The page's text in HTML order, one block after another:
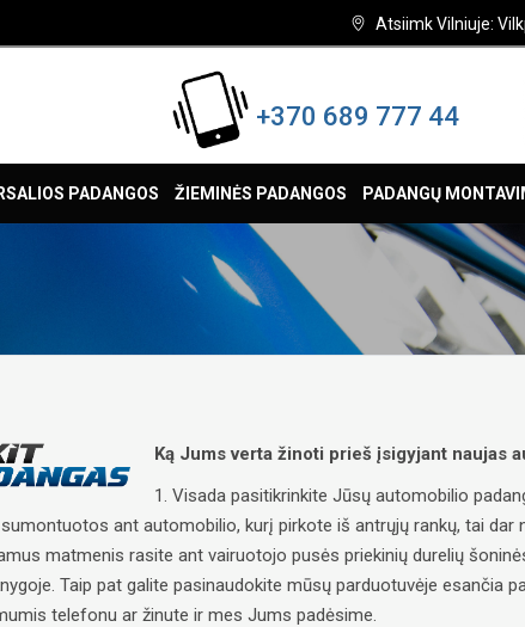
Atsiimk Vilniuje:
+370 689 777 44
PADANGOS ŽIEMINĖS PADANGOS PADANGŲ
Ką Jums verta žinoti prieš įsigyjant naujas
1. Visada pasitikrinkite Jūsų automobilio
ant automobilio, kurį pirkote iš antrųjų rankų, tai dar
matmenis rasite ant vairuotojo pusės priekinių durelių
Taip pat galite pasinaudokite mūsų parduotuvėje esančia
telefonu ar žinute ir mes Jums padėsime.